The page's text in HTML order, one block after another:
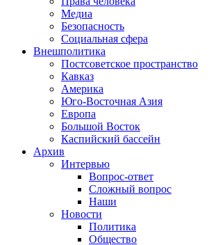
Медиа
Безопасность
Социальная сфера
Внешполитика
Постсоветское пространство
Кавказ
Америка
Юго-Восточная Азия
Европа
Большой Восток
Каспийский бассейн
Архив
Интервью
Вопрос-ответ
Сложный вопрос
Наши
Новости
Политика
Общество